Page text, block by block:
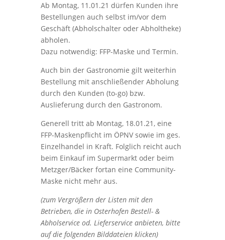
Ab Montag, 11.01.21 dürfen Kunden ihre
Bestellungen auch selbst im/vor dem
Geschäft (Abholschalter oder Abholtheke)
abholen.
Dazu notwendig: FFP-Maske und Termin.
Auch bin der Gastronomie gilt weiterhin
Bestellung mit anschließender Abholung
durch den Kunden (to-go) bzw.
Auslieferung durch den Gastronom.
Generell tritt ab Montag, 18.01.21, eine
FFP-Maskenpflicht im ÖPNV sowie im ges.
Einzelhandel in Kraft. Folglich reicht auch
beim Einkauf im Supermarkt oder beim
Metzger/Bäcker fortan eine Community-
Maske nicht mehr aus.
(zum Vergrößern der Listen mit den
Betrieben, die in Osterhofen Bestell- &
Abholservice od. Lieferservice anbieten, bitte
auf die folgenden Bilddateien klicken)